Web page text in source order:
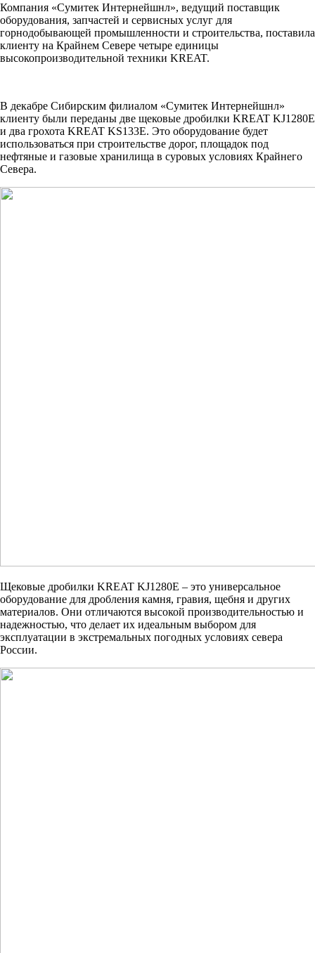
Компания «Сумитек Интернейшнл», ведущий поставщик
оборудования, запчастей и сервисных услуг для
горнодобывающей промышленности и строительства, поставила
клиенту на Крайнем Севере четыре единицы
высокопроизводительной техники KREAT.
В декабре Сибирским филиалом «Сумитек Интернейшнл»
клиенту были переданы две щековые дробилки KREAT KJ1280E
и два грохота KREAT KS133E. Это оборудование будет
использоваться при строительстве дорог, площадок под
нефтяные и газовые хранилища в суровых условиях Крайнего
Севера.
Щековые дробилки KREAT KJ1280E – это универсальное
оборудование для дробления камня, гравия, щебня и других
материалов. Они отличаются высокой производительностью и
надежностью, что делает их идеальным выбором для
эксплуатации в экстремальных погодных условиях севера
России.